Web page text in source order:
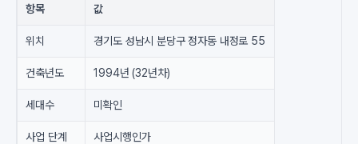
항목 값
위치 경기도 성남시 분당구 정자동 내정로 55
건축년도 1994년 (32년차)
세대수 미확인
사업 단계 사업시행인가